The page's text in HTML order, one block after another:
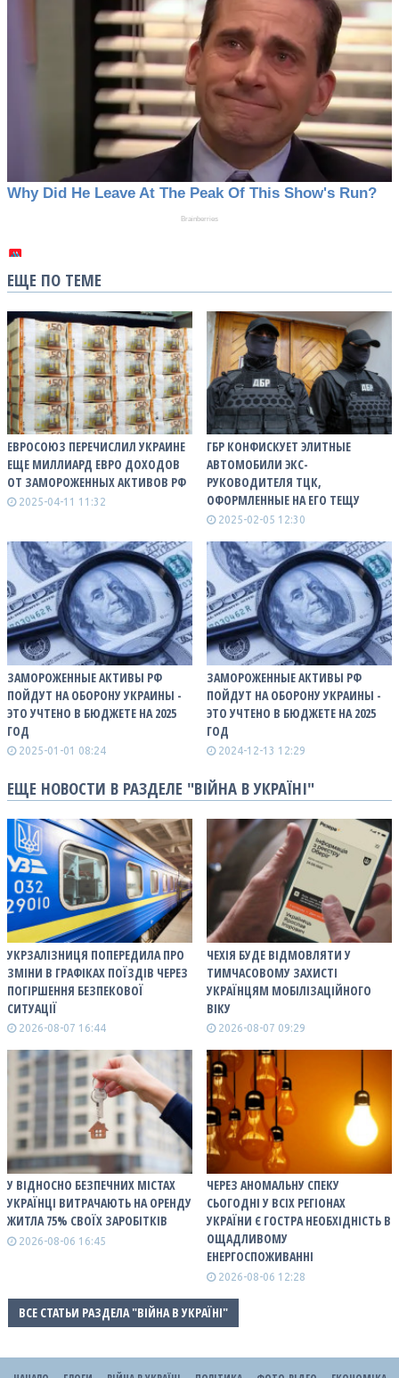
ЕЩЕ ПО ТЕМЕ
ЕВРОСОЮЗ ПЕРЕЧИСЛИЛ УКРАИНЕ
ЕЩЕ МИЛЛИАРД ЕВРО ДОХОДОВ
ОТ ЗАМОРОЖЕННЫХ АКТИВОВ РФ
2025-04-11 11:32
ГБР КОНФИСКУЕТ ЭЛИТНЫЕ
АВТОМОБИЛИ ЭКС-
РУКОВОДИТЕЛЯ ТЦК,
ОФОРМЛЕННЫЕ НА ЕГО ТЕЩУ
2025-02-05 12:30
ЗАМОРОЖЕННЫЕ АКТИВЫ РФ
ПОЙДУТ НА ОБОРОНУ УКРАИНЫ -
ЭТО УЧТЕНО В БЮДЖЕТЕ НА 2025
ГОД
2025-01-01 08:24
ЗАМОРОЖЕННЫЕ АКТИВЫ РФ
ПОЙДУТ НА ОБОРОНУ УКРАИНЫ -
ЭТО УЧТЕНО В БЮДЖЕТЕ НА 2025
ГОД
2024-12-13 12:29
ЕЩЕ НОВОСТИ В РАЗДЕЛЕ "ВІЙНА В УКРАЇНІ"
УКРЗАЛІЗНИЦЯ ПОПЕРЕДИЛА ПРО
ЗМІНИ В ГРАФІКАХ ПОЇЗДІВ ЧЕРЕЗ
ПОГІРШЕННЯ БЕЗПЕКОВОЇ
СИТУАЦІЇ
2026-08-07 16:44
ЧЕХІЯ БУДЕ ВІДМОВЛЯТИ У
ТИМЧАСОВОМУ ЗАХИСТІ
УКРАЇНЦЯМ МОБІЛІЗАЦІЙНОГО
ВІКУ
2026-08-07 09:29
У ВІДНОСНО БЕЗПЕЧНИХ МІСТАХ
УКРАЇНЦІ ВИТРАЧАЮТЬ НА ОРЕНДУ
ЖИТЛА 75% СВОЇХ ЗАРОБІТКІВ
2026-08-06 16:45
ЧЕРЕЗ АНОМАЛЬНУ СПЕКУ
СЬОГОДНІ У ВСІХ РЕГІОНАХ
УКРАЇНИ Є ГОСТРА НЕОБХІДНІСТЬ В
ОЩАДЛИВОМУ
ЕНЕРГОСПОЖИВАННІ
2026-08-06 12:28
ВСЕ СТАТЬИ РАЗДЕЛА "ВІЙНА В УКРАЇНІ"